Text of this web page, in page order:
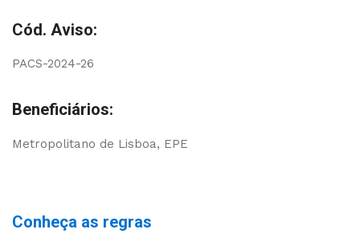
Cód. Aviso:
PACS-2024-26
Beneficiários:
Metropolitano de Lisboa, EPE
Conheça as regras